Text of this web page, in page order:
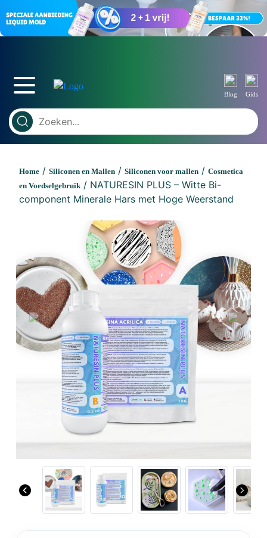
Blog Gids
Home / Siliconen en Mallen / Siliconen voor mallen / Cosmetica
en Voedselgebruik / NATURESIN PLUS – Witte Bi-
component Minerale Hars met Hoge Weerstand
Previous Next